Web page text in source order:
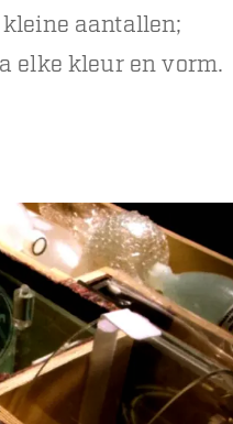
aantallen;
elke kleur en vorm.